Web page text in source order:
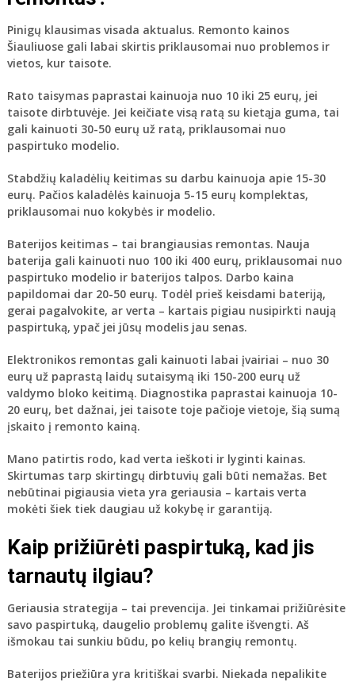
Pinigų klausimas visada aktualus. Remonto kainos
Šiauliuose gali labai skirtis priklausomai nuo problemos ir
vietos, kur taisote.
Rato taisymaspaprastai kainuoja nuo 10 iki 25 eurų, jei
taisote dirbtuvėje. Jei keičiate visą ratą su kietąja guma, tai
gali kainuoti 30-50 eurų už ratą, priklausomai nuo
paspirtuko modelio.
Stabdžių kaladėlių keitimassu darbu kainuoja apie 15-30
eurų. Pačios kaladėlės kainuoja 5-15 eurų komplektas,
priklausomai nuo kokybės ir modelio.
Baterijos keitimas– tai brangiausias remontas. Nauja
baterija gali kainuoti nuo 100 iki 400 eurų, priklausomai nuo
paspirtuko modelio ir baterijos talpos. Darbo kaina
papildomai dar 20-50 eurų. Todėl prieš keisdami bateriją,
gerai pagalvokite, ar verta – kartais pigiau nusipirkti naują
paspirtuką, ypač jei jūsų modelis jau senas.
Elektronikos remontasgali kainuoti labai įvairiai – nuo 30
eurų už paprastą laidų sutaisymą iki 150-200 eurų už
valdymo bloko keitimą. Diagnostika paprastai kainuoja 10-
20 eurų, bet dažnai, jei taisote toje pačioje vietoje, šią sumą
įskaito į remonto kainą.
Mano patirtis rodo, kad verta ieškoti ir lyginti kainas.
Skirtumas tarp skirtingų dirbtuvių gali būti nemažas. Bet
nebūtinai pigiausia vieta yra geriausia – kartais verta
mokėti šiek tiek daugiau už kokybę ir garantiją.
Kaip prižiūrėti paspirtuką, kad jis
tarnautų ilgiau?
Geriausia strategija – tai prevencija. Jei tinkamai prižiūrėsite
savo paspirtuką, daugelio problemų galite išvengti. Aš
išmokau tai sunkiu būdu, po kelių brangių remontų.
Baterijos priežiūra yra kritiškai svarbi. Niekada nepalikite